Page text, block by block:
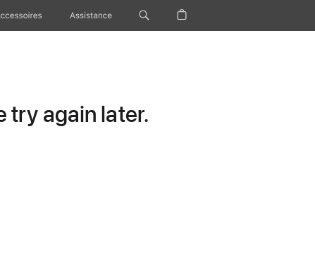
Assistance
try again later.